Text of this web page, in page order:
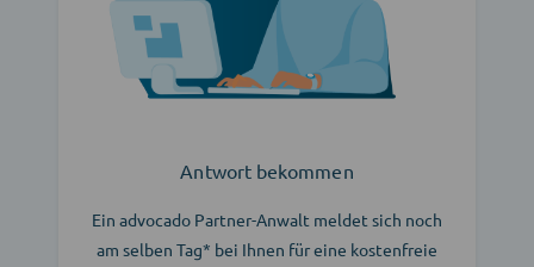
Antwort bekommen
Ein advocado Partner-Anwalt meldet sich noch
am selben Tag* bei Ihnen für eine kostenfreie